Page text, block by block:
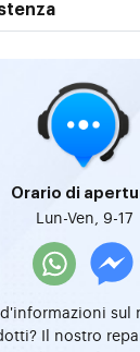
Orario di
Lun-Ven, 9-17
sul
Il nostro